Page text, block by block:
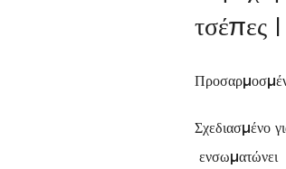
Σχεδιασμένο
ενσωματώνει